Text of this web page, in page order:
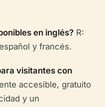
en inglés? R:
y francés.
visitantes con
accesible, gratuito
y un